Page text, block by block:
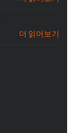
더 읽어보기